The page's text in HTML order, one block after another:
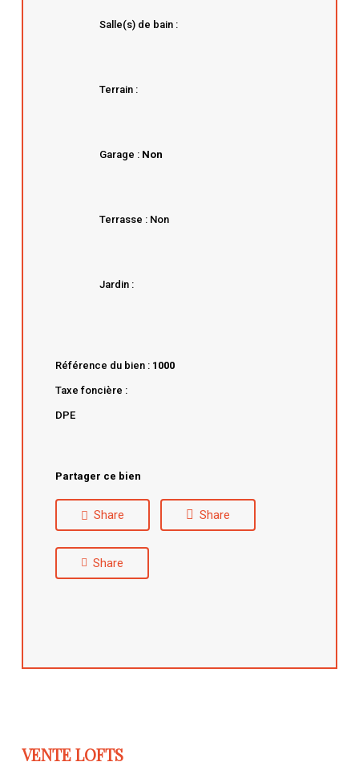
Salle(s) de bain :
Terrain :
Garage : Non
Terrasse : Non
Jardin :
Référence du bien : 1000
Taxe foncière :
DPE
Partager ce bien
Share Share
Share
VENTE LOFTS